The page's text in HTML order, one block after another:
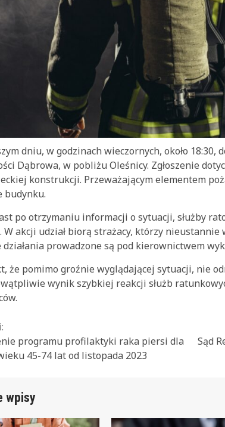
dniu, w godzinach wieczornych, około 18:30,
Dąbrowa, w pobliżu Oleśnicy. Zgłoszenie
konstrukcji. Przeważającym elementem
budynku.
po otrzymaniu informacji o sytuacji, służby
W akcji udział biorą strażacy, którzy
działania prowadzone są pod kierownictwem
że pomimo groźnie wyglądającej sytuacji, nie
wynik szybkiej reakcji służb
programu profilaktyki raka piersi dla
45-74 lat od listopada 2023
Sąd
wpisy